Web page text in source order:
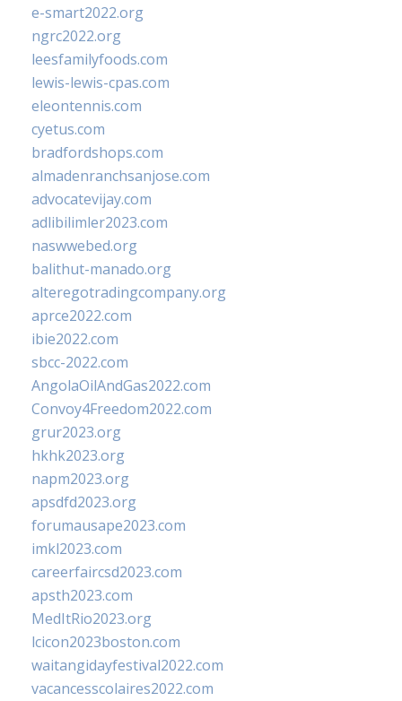
e-smart2022.org
ngrc2022.org
leesfamilyfoods.com
lewis-lewis-cpas.com
eleontennis.com
cyetus.com
bradfordshops.com
almadenranchsanjose.com
advocatevijay.com
adlibilimler2023.com
naswwebed.org
balithut-manado.org
alteregotradingcompany.org
aprce2022.com
ibie2022.com
sbcc-2022.com
AngolaOilAndGas2022.com
Convoy4Freedom2022.com
grur2023.org
hkhk2023.org
napm2023.org
apsdfd2023.org
forumausape2023.com
imkl2023.com
careerfaircsd2023.com
apsth2023.com
MedItRio2023.org
lcicon2023boston.com
waitangidayfestival2022.com
vacancesscolaires2022.com